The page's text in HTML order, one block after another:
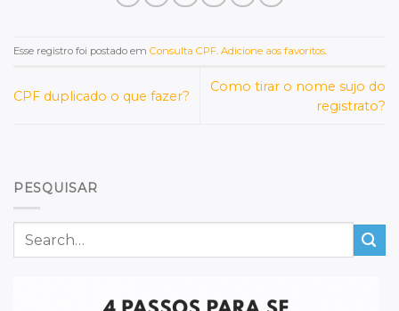
Esse registro foi postado em Consulta CPF Adicione aos favoritos
CPF duplicado o que fazer?
Como tirar o nome sujo do
registrato?
PESQUISAR